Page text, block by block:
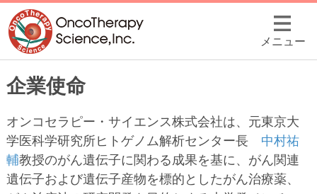
メニュー
企業使命
オンコセラピー・サイエンス株式会社は、元東京大
学医科学研究所ヒトゲノム解析センター長 中村祐
輔教授のがん遺伝子に関わる成果を基に、がん関連
遺伝子および遺伝子産物を標的としたがん治療薬、